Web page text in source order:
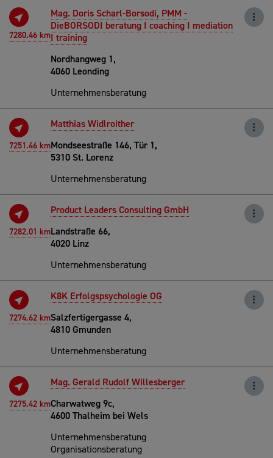
7280.46 km
Mag. Doris Scharl-Borsodi, PMM -
DieBORSODI beratung I coaching I mediation
I training
Nordhangweg 1,
4060 Leonding
Unternehmensberatung
7251.46 km
Matthias Widlroither
Mondseestraße 146, Tür 1,
5310 St. Lorenz
Unternehmensberatung
7282.01 km
Product Leaders Consulting GmbH
Landstraße 66,
4020 Linz
Unternehmensberatung
7274.62 km
K8K Erfolgspsychologie OG
Salzfertigergasse 4,
4810 Gmunden
Unternehmensberatung
7275.42 km
Mag. Gerald Rudolf Willesberger
Charwatweg 9c,
4600 Thalheim bei Wels
Unternehmensberatung
Organisationsberatung